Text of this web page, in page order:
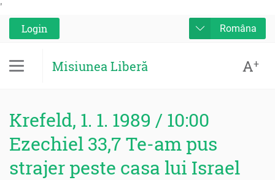
'
Login
Româna
Misiunea Liberă A+
Krefeld, 1. 1. 1989 / 10:00
Ezechiel 33,7 Te-am pus
strajer peste casa lui Israel